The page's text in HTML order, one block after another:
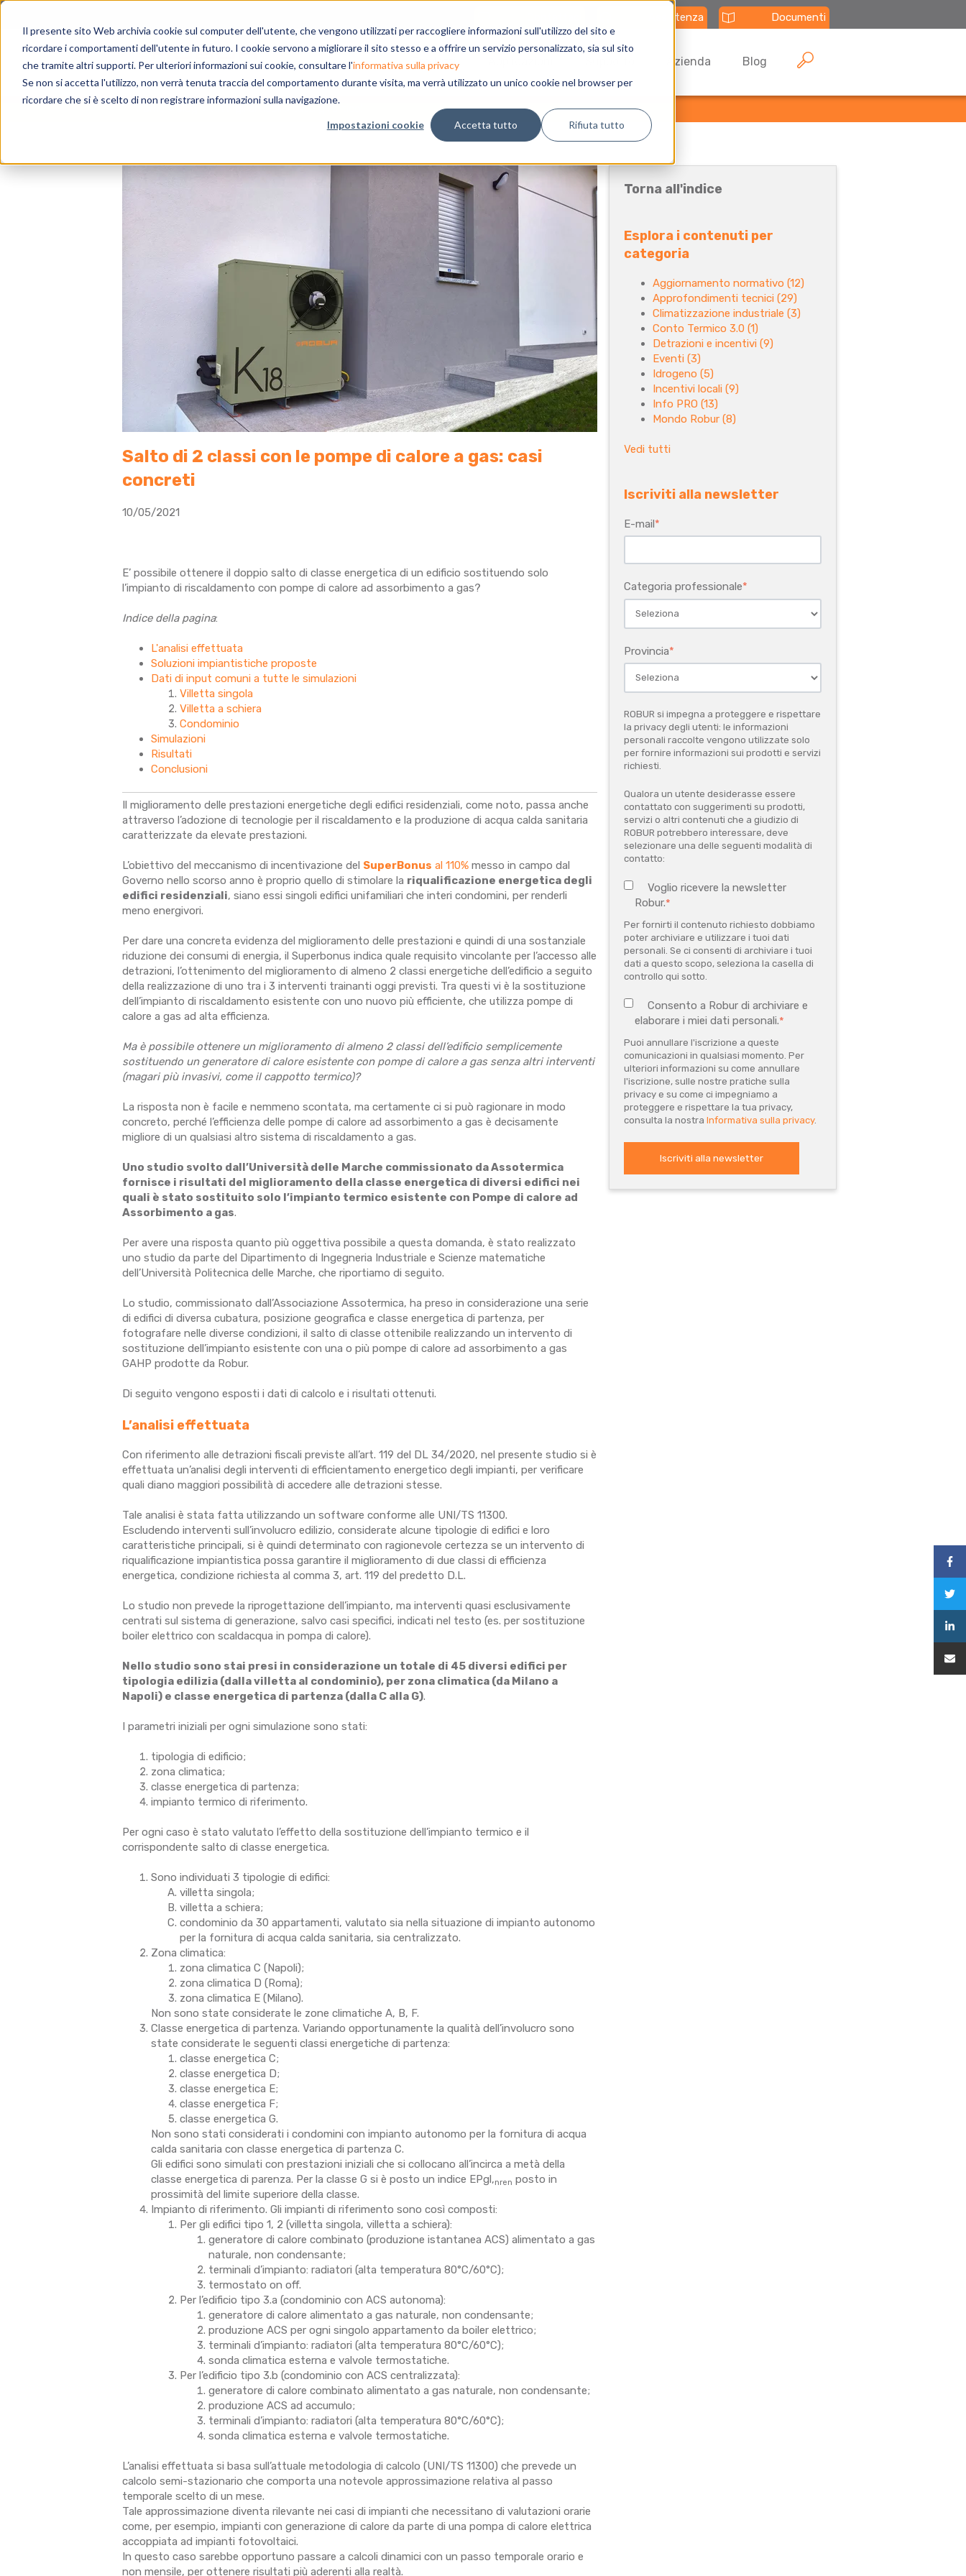
Il presente sito Web archivia cookie sul computer dell'utente, che vengono utilizzati per raccogliere informazioni sull'utilizzo del sito e
ricordare i comportamenti dell'utente in futuro. I cookie servono a migliorare il sito stesso e a offrire un servizio personalizzato, sia sul sito
che tramite altri supporti. Per ulteriori informazioni sui cookie, consultare l'informativa sulla privacy
Se non si accetta l'utilizzo, non verrà tenuta traccia del comportamento durante visita, ma verrà utilizzato un unico cookie nel browser per
ricordare che si è scelto di non registrare informazioni sulla navigazione.
Impostazioni cookie Accetta tutto Rifiuta tutto
Assistenza Documenti
Prodotti Azienda Blog
tutti gli articoli
Salto di 2 classi con le pompe di calore a gas: casi
concreti
10/05/2021
E’ possibile ottenere il doppio salto di classe energetica di un edificio sostituendo solo
l’impianto di riscaldamento con pompe di calore ad assorbimento a gas?
Indice della pagina:
L'analisi effettuata
Soluzioni impiantistiche proposte
Dati di input comuni a tutte le simulazioni
Villetta singola
Villetta a schiera
Condominio
Simulazioni
Risultati
Conclusioni
Il miglioramento delle prestazioni energetiche degli edifici residenziali, come noto, passa anche
attraverso l’adozione di tecnologie per il riscaldamento e la produzione di acqua calda sanitaria
caratterizzate da elevate prestazioni.
L’obiettivo del meccanismo di incentivazione del SuperBonus al 110% messo in campo dal
Governo nello scorso anno è proprio quello di stimolare la riqualificazione energetica degli
edifici residenziali, siano essi singoli edifici unifamiliari che interi condomini, per renderli
meno energivori.
Per dare una concreta evidenza del miglioramento delle prestazioni e quindi di una sostanziale
riduzione dei consumi di energia, il Superbonus indica quale requisito vincolante per l’accesso alle
detrazioni, l’ottenimento del miglioramento di almeno 2 classi energetiche dell’edificio a seguito
della realizzazione di uno tra i 3 interventi trainanti oggi previsti. Tra questi vi è la sostituzione
dell’impianto di riscaldamento esistente con uno nuovo più efficiente, che utilizza pompe di
calore a gas ad alta efficienza.
Ma è possibile ottenere un miglioramento di almeno 2 classi dell’edificio semplicemente
sostituendo un generatore di calore esistente con pompe di calore a gas senza altri interventi
(magari più invasivi, come il cappotto termico)?
La risposta non è facile e nemmeno scontata, ma certamente ci si può ragionare in modo
concreto, perché l’efficienza delle pompe di calore ad assorbimento a gas è decisamente
migliore di un qualsiasi altro sistema di riscaldamento a gas.
Uno studio svolto dall’Università delle Marche commissionato da Assotermica
fornisce i risultati del miglioramento della classe energetica di diversi edifici nei
quali è stato sostituito solo l’impianto termico esistente con Pompe di calore ad
Assorbimento a gas.
Per avere una risposta quanto più oggettiva possibile a questa domanda, è stato realizzato
uno studio da parte del Dipartimento di Ingegneria Industriale e Scienze matematiche
dell’Università Politecnica delle Marche, che riportiamo di seguito.
Lo studio, commissionato dall’Associazione Assotermica, ha preso in considerazione una serie
di edifici di diversa cubatura, posizione geografica e classe energetica di partenza, per
fotografare nelle diverse condizioni, il salto di classe ottenibile realizzando un intervento di
sostituzione dell’impianto esistente con una o più pompe di calore ad assorbimento a gas
GAHP prodotte da Robur.
Di seguito vengono esposti i dati di calcolo e i risultati ottenuti.
L’analisi effettuata
Con riferimento alle detrazioni fiscali previste all’art. 119 del DL 34/2020, nel presente studio si è
effettuata un’analisi degli interventi di efficientamento energetico degli impianti, per verificare
quali diano maggiori possibilità di accedere alle detrazioni stesse.
Tale analisi è stata fatta utilizzando un software conforme alle UNI/TS 11300.
Escludendo interventi sull’involucro edilizio, considerate alcune tipologie di edifici e loro
caratteristiche principali, si è quindi determinato con ragionevole certezza se un intervento di
riqualificazione impiantistica possa garantire il miglioramento di due classi di efficienza
energetica, condizione richiesta al comma 3, art. 119 del predetto D.L.
Lo studio non prevede la riprogettazione dell’impianto, ma interventi quasi esclusivamente
centrati sul sistema di generazione, salvo casi specifici, indicati nel testo (es. per sostituzione
boiler elettrico con scaldacqua in pompa di calore).
Nello studio sono stai presi in considerazione un totale di 45 diversi edifici per
tipologia edilizia (dalla villetta al condominio), per zona climatica (da Milano a
Napoli) e classe energetica di partenza (dalla C alla G).
I parametri iniziali per ogni simulazione sono stati:
tipologia di edificio;
zona climatica;
classe energetica di partenza;
impianto termico di riferimento.
Per ogni caso è stato valutato l’effetto della sostituzione dell’impianto termico e il
corrispondente salto di classe energetica.
Sono individuati 3 tipologie di edifici:
villetta singola;
villetta a schiera;
condominio da 30 appartamenti, valutato sia nella situazione di impianto autonomo
per la fornitura di acqua calda sanitaria, sia centralizzato.
Zona climatica:
zona climatica C (Napoli);
zona climatica D (Roma);
zona climatica E (Milano).
Non sono state considerate le zone climatiche A, B, F.
Classe energetica di partenza. Variando opportunamente la qualità dell’involucro sono
state considerate le seguenti classi energetiche di partenza:
classe energetica C;
classe energetica D;
classe energetica E;
classe energetica F;
classe energetica G.
Non sono stati considerati i condomini con impianto autonomo per la fornitura di acqua
calda sanitaria con classe energetica di partenza C.
Gli edifici sono simulati con prestazioni iniziali che si collocano all’incirca a metà della
classe energetica di parenza. Per la classe G si è posto un indice EPgl,nren posto in
prossimità del limite superiore della classe.
Impianto di riferimento. Gli impianti di riferimento sono così composti:
Per gli edifici tipo 1, 2 (villetta singola, villetta a schiera):
generatore di calore combinato (produzione istantanea ACS) alimentato a gas
naturale, non condensante;
terminali d’impianto: radiatori (alta temperatura 80°C/60°C);
termostato on off.
Per l’edificio tipo 3.a (condominio con ACS autonoma):
generatore di calore alimentato a gas naturale, non condensante;
produzione ACS per ogni singolo appartamento da boiler elettrico;
terminali d’impianto: radiatori (alta temperatura 80°C/60°C);
sonda climatica esterna e valvole termostatiche.
Per l’edificio tipo 3.b (condominio con ACS centralizzata):
generatore di calore combinato alimentato a gas naturale, non condensante;
produzione ACS ad accumulo;
terminali d’impianto: radiatori (alta temperatura 80°C/60°C);
sonda climatica esterna e valvole termostatiche.
L’analisi effettuata si basa sull’attuale metodologia di calcolo (UNI/TS 11300) che prevede un
calcolo semi-stazionario che comporta una notevole approssimazione relativa al passo
temporale scelto di un mese.
Tale approssimazione diventa rilevante nei casi di impianti che necessitano di valutazioni orarie
come, per esempio, impianti con generazione di calore da parte di una pompa di calore elettrica
accoppiata ad impianti fotovoltaici.
In questo caso sarebbe opportuno passare a calcoli dinamici con un passo temporale orario e
non mensile, per ottenere risultati più aderenti alla realtà.
Torna all'indice
Esplora i contenuti per
categoria
Aggiornamento normativo (12)
Approfondimenti tecnici (29)
Climatizzazione industriale (3)
Conto Termico 3.0 (1)
Detrazioni e incentivi (9)
Eventi (3)
Idrogeno (5)
Incentivi locali (9)
Info PRO (13)
Mondo Robur (8)
Vedi tutti
Iscriviti alla newsletter
E-mail*
Categoria professionale*
Provincia*
ROBUR si impegna a proteggere e rispettare
la privacy degli utenti: le informazioni
personali raccolte vengono utilizzate solo
per fornire informazioni sui prodotti e servizi
richiesti.
Qualora un utente desiderasse essere
contattato con suggerimenti su prodotti,
servizi o altri contenuti che a giudizio di
ROBUR potrebbero interessare, deve
selezionare una delle seguenti modalità di
contatto:
Voglio ricevere la newsletter
Robur.*
Per fornirti il contenuto richiesto dobbiamo
poter archiviare e utilizzare i tuoi dati
personali. Se ci consenti di archiviare i tuoi
dati a questo scopo, seleziona la casella di
controllo qui sotto.
Consento a Robur di archiviare e
elaborare i miei dati personali.*
Puoi annullare l'iscrizione a queste
comunicazioni in qualsiasi momento. Per
ulteriori informazioni su come annullare
l'iscrizione, sulle nostre pratiche sulla
privacy e su come ci impegniamo a
proteggere e rispettare la tua privacy,
consulta la nostra Informativa sulla privacy.